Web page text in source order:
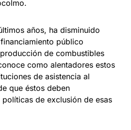
años, ha disminuido
público
de combustibles
como alentadores estos
de asistencia al
que éstos deben
de exclusión de esas